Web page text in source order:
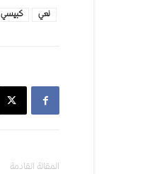
كبيسي نعي
المقالة القادمة